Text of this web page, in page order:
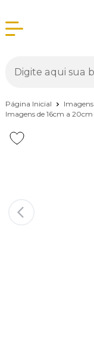
Página Inicial Imagens
Imagens de 16cm a 20cm